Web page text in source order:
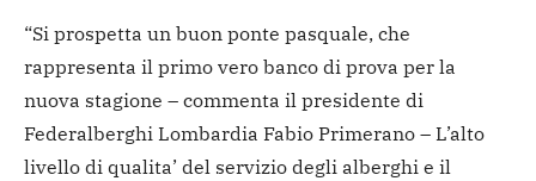
“Si prospetta un buon ponte pasquale, che
rappresenta il primo vero banco di prova per la
nuova stagione – commenta il presidente di
Federalberghi Lombardia Fabio Primerano – L’alto
livello di qualita’ del servizio degli alberghi e il